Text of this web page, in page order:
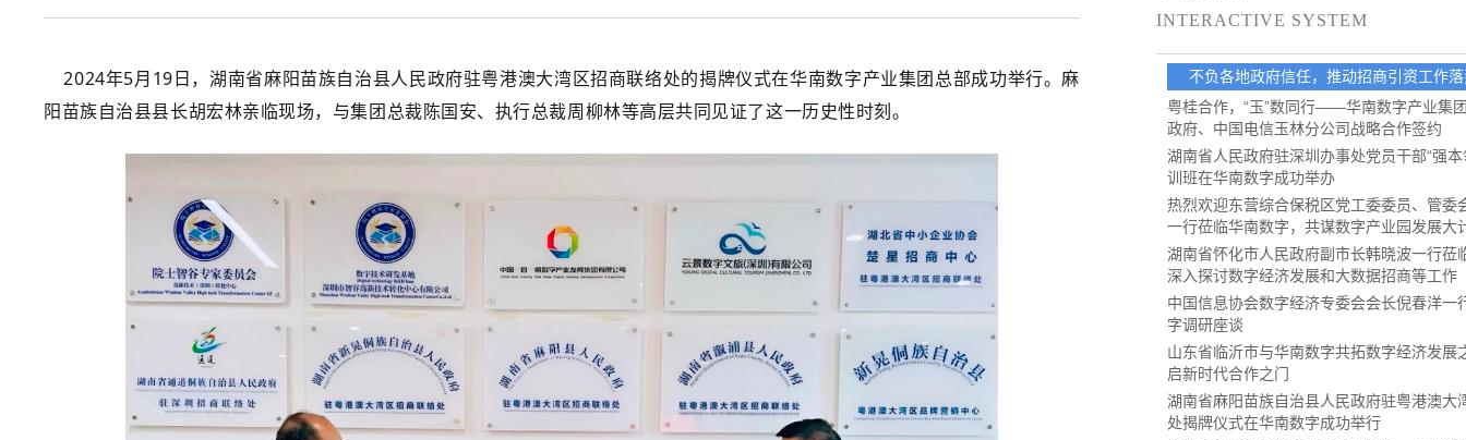
2024年5月19日，湖南省麻阳苗族自治县人民政府驻粤港澳大湾区招商联络处的揭牌仪式在华南数字产业集团总部成功举行。麻
阳苗族自治县县长胡宏林亲临现场，与集团总裁陈国安、执行总裁周柳林等高层共同见证了这一历史性时刻。
INTERACTIVE SYSTEM
不负各地政府信任，推动招商引资工作
粤桂合作，“玉”数同行——华南数字产业集
政府、中国电信玉林分公司战略合作签约
湖南省人民政府驻深圳办事处党员干部“强本
训班在华南数字成功举办
热烈欢迎东营综合保税区党工委委员、管委
一行莅临华南数字，共谋数字产业园发展大
湖南省怀化市人民政府副市长韩晓波一行莅
深入探讨数字经济发展和大数据招商等工作
中国信息协会数字经济专委会会长倪春洋一
字调研座谈
山东省临沂市与华南数字共拓数字经济发展
启新时代合作之门
湖南省麻阳苗族自治县人民政府驻粤港澳大
处揭牌仪式在华南数字成功举行